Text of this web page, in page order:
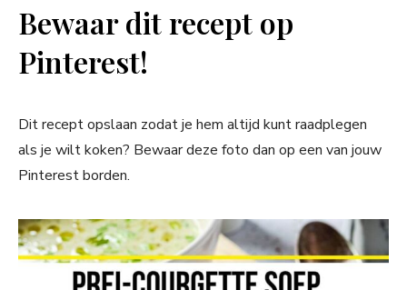
Bewaar dit recept op
Pinterest!
Dit recept opslaan zodat je hem altijd kunt raadplegen
als je wilt koken? Bewaar deze foto dan op een van jouw
Pinterest borden.